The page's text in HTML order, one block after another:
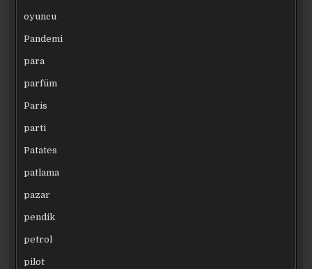
oyuncu
Pandemi
para
parfüm
Paris
parti
Patates
patlama
pazar
pendik
petrol
pilot